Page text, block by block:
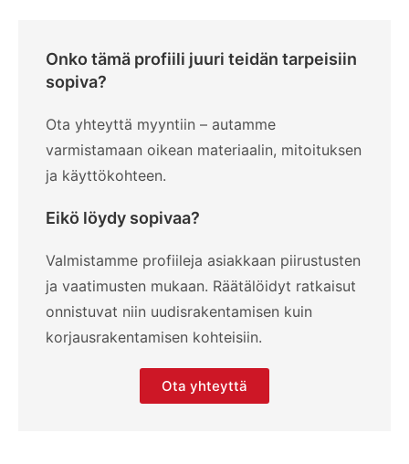
Onko tämä profiili juuri teidän tarpeisiin
sopiva?
Ota yhteyttä myyntiin – autamme
varmistamaan oikean materiaalin, mitoituksen
ja käyttökohteen.
Eikö löydy sopivaa?
Valmistamme profiileja asiakkaan piirustusten
ja vaatimusten mukaan. Räätälöidyt ratkaisut
onnistuvat niin uudisrakentamisen kuin
korjausrakentamisen kohteisiin.
Ota yhteyttä